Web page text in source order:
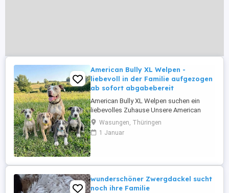
American Bully XL Welpen -
liebevoll in der Familie aufgezogen
ab sofort abgabebereit
American Bully XL Welpen suchen ein
liebevolles Zuhause Unsere American
Bully XL Welpen sind ab sofort
abgabebereit und freuen sich darauf, ihre
neuen Familien kennenzulernen. Aktuell
in der Familie mit zwei Kindern, ihrer ...
Wasungen, Thüringen
1 Januar
wunderschöner Zwergdackel sucht
noch ihre Familie